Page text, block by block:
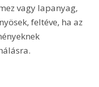
vagy lapanyag,
feltéve, ha az